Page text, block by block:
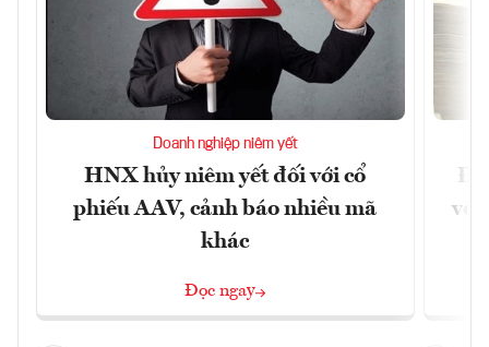
Doanh nghiệp niêm yết
HNX hủy niêm yết đối với cổ
phiếu AAV, cảnh báo nhiều mã
khác
Đọc ngay
Đề
với